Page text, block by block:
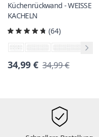
Küchenrückwand - WEISSE
KACHELN
(64)
34,99 € 34,99 €